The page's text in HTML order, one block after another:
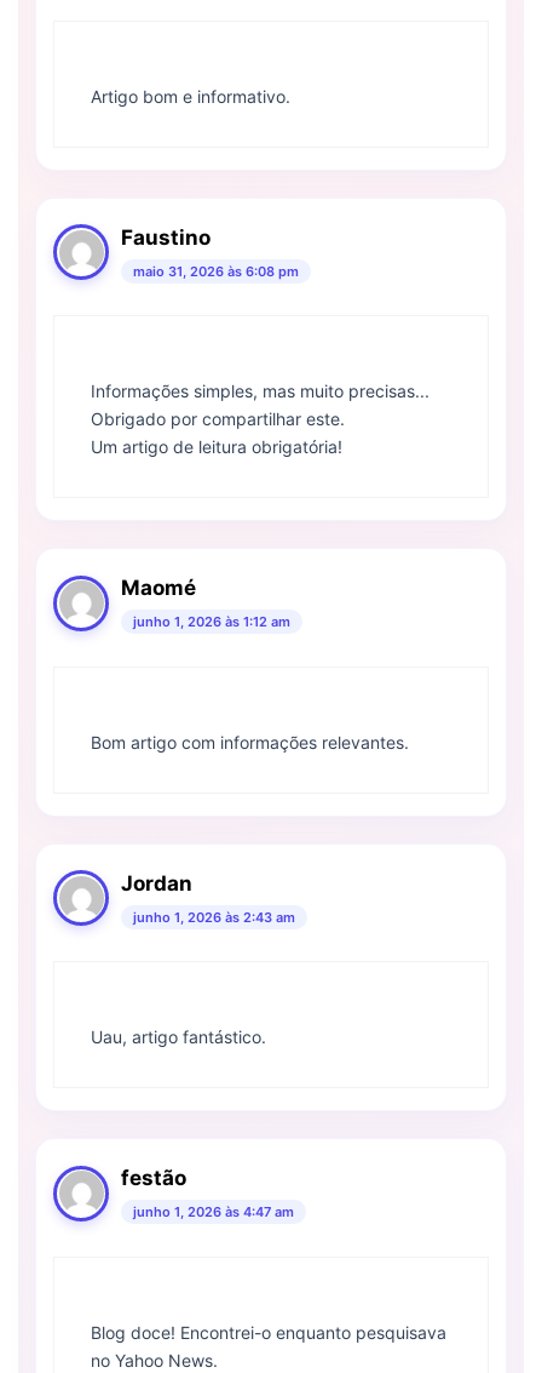
Artigo bom e informativo.
Faustino
maio 31, 2026 às 6:08 pm
Informações simples, mas muito precisas...
Obrigado por compartilhar este.
Um artigo de leitura obrigatória!
Maomé
junho 1, 2026 às 1:12 am
Bom artigo com informações relevantes.
Jordan
junho 1, 2026 às 2:43 am
Uau, artigo fantástico.
festão
junho 1, 2026 às 4:47 am
Blog doce! Encontrei-o enquanto pesquisava
no Yahoo News.